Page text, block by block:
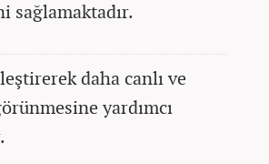
sağlamaktadır.
daha canlı ve
yardımcı